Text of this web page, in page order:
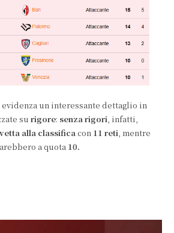
un interessante dettaglio in
su rigore: senza rigori , infatti,
alla classifica con 11 reti , mentre
a quota 10.